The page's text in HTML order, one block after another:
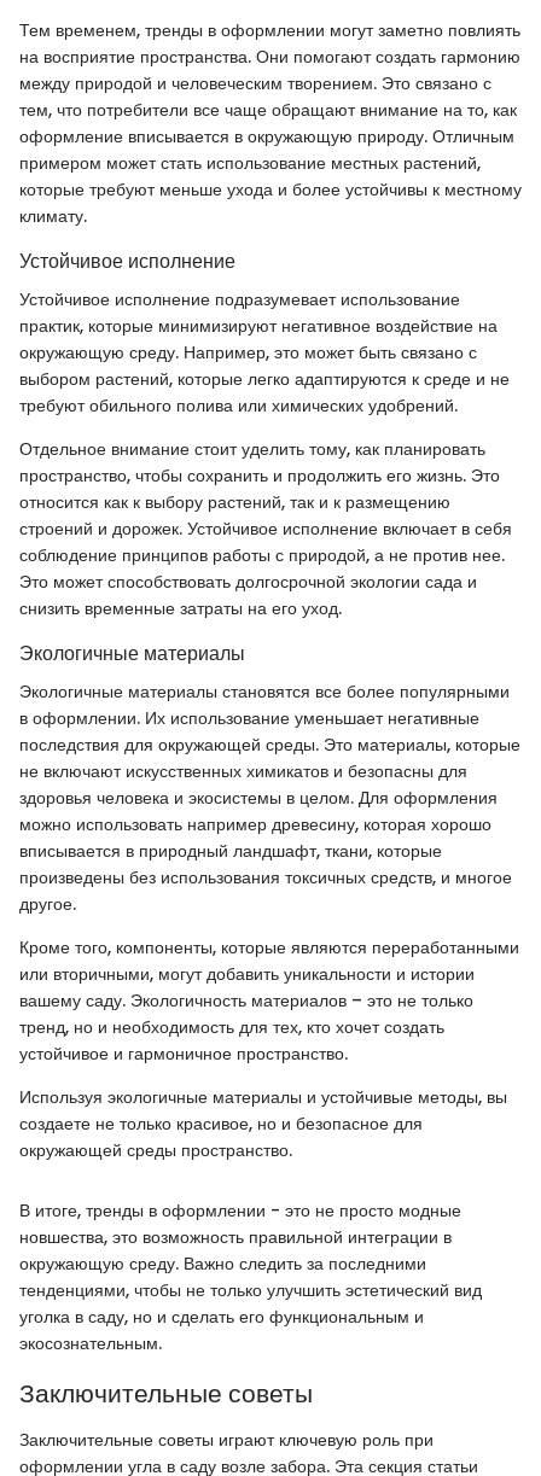
Тем временем, тренды в оформлении могут заметно повлиять
на восприятие пространства. Они помогают создать гармонию
между природой и человеческим творением. Это связано с
тем, что потребители все чаще обращают внимание на то, как
оформление вписывается в окружающую природу. Отличным
примером может стать использование местных растений,
которые требуют меньше ухода и более устойчивы к местному
климату.
Устойчивое исполнение
Устойчивое исполнение подразумевает использование
практик, которые минимизируют негативное воздействие на
окружающую среду. Например, это может быть связано с
выбором растений, которые легко адаптируются к среде и не
требуют обильного полива или химических удобрений.
Отдельное внимание стоит уделить тому, как планировать
пространство, чтобы сохранить и продолжить его жизнь. Это
относится как к выбору растений, так и к размещению
строений и дорожек. Устойчивое исполнение включает в себя
соблюдение принципов работы с природой, а не против нее.
Это может способствовать долгосрочной экологии сада и
снизить временные затраты на его уход.
Экологичные материалы
Экологичные материалы становятся все более популярными
в оформлении. Их использование уменьшает негативные
последствия для окружающей среды. Это материалы, которые
не включают искусственных химикатов и безопасны для
здоровья человека и экосистемы в целом. Для оформления
можно использовать например древесину, которая хорошо
вписывается в природный ландшафт, ткани, которые
произведены без использования токсичных средств, и многое
другое.
Кроме того, компоненты, которые являются переработанными
или вторичными, могут добавить уникальности и истории
вашему саду. Экологичность материалов – это не только
тренд, но и необходимость для тех, кто хочет создать
устойчивое и гармоничное пространство.
Используя экологичные материалы и устойчивые методы, вы
создаете не только красивое, но и безопасное для
окружающей среды пространство.
В итоге, тренды в оформлении - это не просто модные
новшества, это возможность правильной интеграции в
окружающую среду. Важно следить за последними
тенденциями, чтобы не только улучшить эстетический вид
уголка в саду, но и сделать его функциональным и
экосознательным.
Заключительные советы
Заключительные советы играют ключевую роль при
оформлении угла в саду возле забора. Эта секция статьи